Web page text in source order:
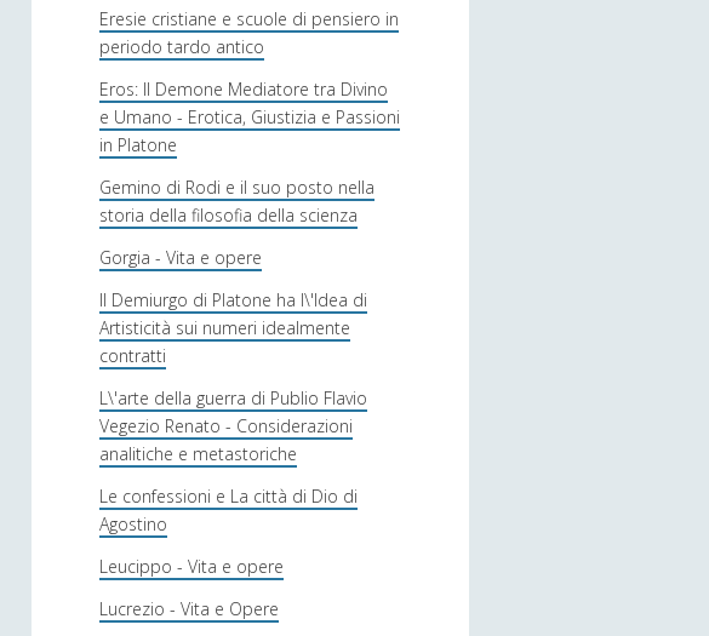
Eresie cristiane e scuole di pensiero in
periodo tardo antico
Eros: Il Demone Mediatore tra Divino
e Umano - Erotica, Giustizia e Passioni
in Platone
Gemino di Rodi e il suo posto nella
storia della filosofia della scienza
Gorgia - Vita e opere
Il Demiurgo di Platone ha l\'Idea di
Artisticità sui numeri idealmente
contratti
L\'arte della guerra di Publio Flavio
Vegezio Renato - Considerazioni
analitiche e metastoriche
Le confessioni e La città di Dio di
Agostino
Leucippo - Vita e opere
Lucrezio - Vita e Opere